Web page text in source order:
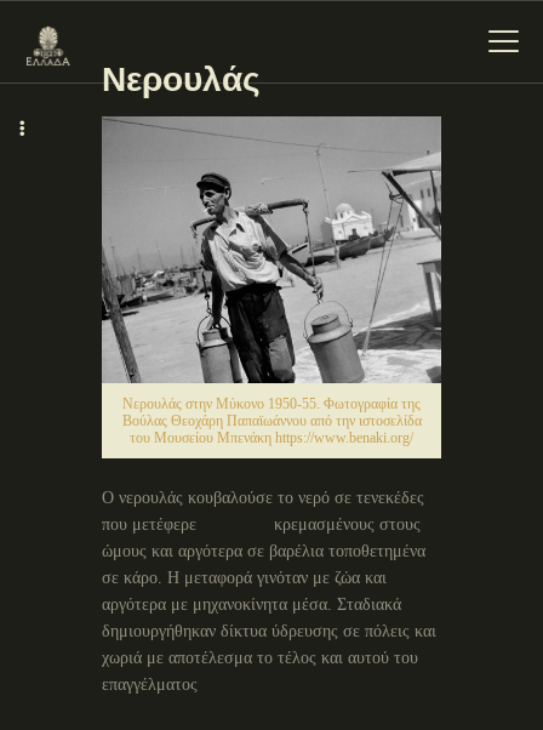
ΕΝΌΤΗΤΕΣ
ΞΥΛΌΚΑΣΤΡΟ –
ΕΥΡΩΣΤΊΝΗ
Νερουλάς
Νερουλάς στην Μύκονο 1950-55. Φωτογραφία της
Βούλας Θεοχάρη Παπαϊωάννου από την ιστοσελίδα
του Μουσείου Μπενάκη https://www.benaki.org/
Ο νερουλάς κουβαλούσε το νερό σε τενεκέδες
που μετέφερε κρεμασμένους στους
ώμους και αργότερα σε βαρέλια τοποθετημένα
σε κάρο. Η μεταφορά γινόταν με ζώα και
αργότερα με μηχανοκίνητα μέσα. Σταδιακά
δημιουργήθηκαν δίκτυα ύδρευσης σε πόλεις και
χωριά με αποτέλεσμα το τέλος και αυτού του
επαγγέλματος